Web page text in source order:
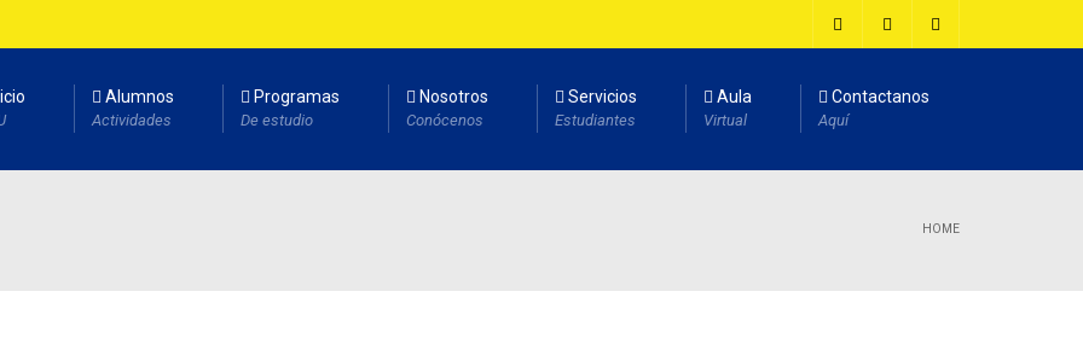
Alumnos
Actividades
Programas
De estudio
Nosotros
Conócenos
Servicios
Estudiantes
Aula
Virtual
Contactanos
Aquí
HOME